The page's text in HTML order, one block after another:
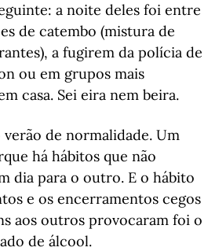
a noite deles foi entre
de catembo (mistura de
a fugirem da polícia de
ou em grupos mais
casa. Sei eira nem beira.
de normalidade. Um
há hábitos que não
dia para o outro. E o hábito
e os encerramentos cegos
aos outros provocaram foi o
de álcool.